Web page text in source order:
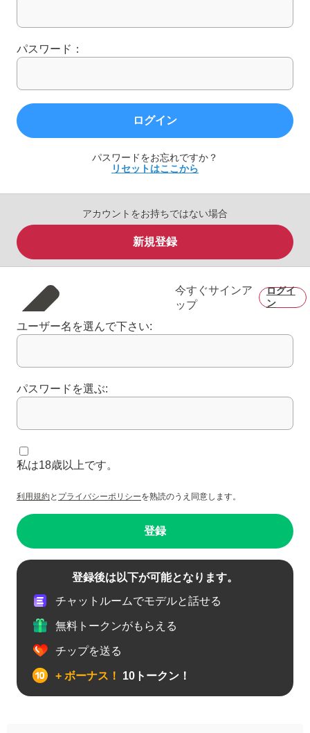
パスワード：
ログイン
パスワードをお忘れですか？
リセットはここから
アカウントをお持ちではない場合
新規登録
今すぐサインア
ップ
ログイ
ン
ユーザー名を選んで下さい:
パスワードを選ぶ:
私は18歳以上です。
利用規約と プライバシーポリシーを熟読のうえ同意します。
登録
登録後は以下が可能となります。
チャットルームでモデルと話せる
無料トークンがもらえる
チップを送る
+ ボーナス！ 10トークン！